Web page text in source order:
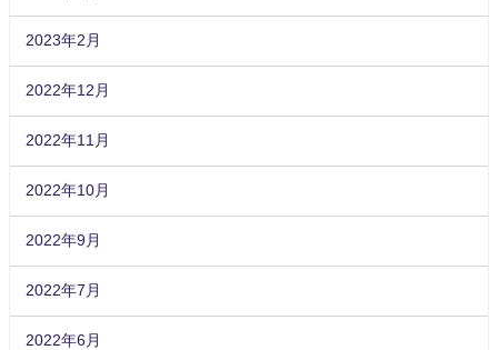
2023年2月
2022年12月
2022年11月
2022年10月
2022年9月
2022年7月
2022年6月